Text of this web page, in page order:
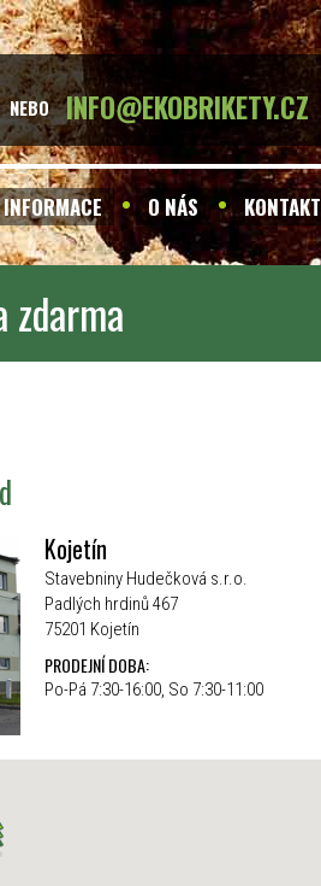
NEBO INFO@EKOBRIKETY.CZ
O NÁS KONTAKT
zdarma
Kojetín
Stavebniny Hudečková s.r.o.
Padlých hrdinů 467
75201 Kojetín
PRODEJNÍ DOBA:
Po-Pá 7:30-16:00, So 7:30-11:00